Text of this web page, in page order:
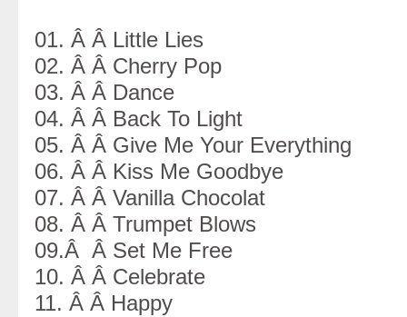
01. Â Â Little Lies
02. Â Â Cherry Pop
03. Â Â Dance
04. Â Â Back To Light
05. Â Â Give Me Your Everything
06. Â Â Kiss Me Goodbye
07. Â Â Vanilla Chocolat
08. Â Â Trumpet Blows
09.Â Â Set Me Free
10. Â Â Celebrate
11. Â Â Happy